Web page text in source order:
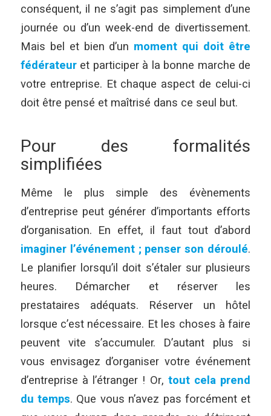
conséquent, il ne s’agit pas simplement d’une
journée ou d’un week-end de divertissement.
Mais bel et bien d’un moment qui doit être
fédérateuret participer à la bonne marche de
votre entreprise. Et chaque aspect de celui-ci
doit être pensé et maîtrisé dans ce seul but.
Pour des formalités
simplifiées
Même le plus simple des évènements
d’entreprise peut générer d’importants efforts
d’organisation. En effet, il faut tout d’abord
imaginer l’événement ; penser son déroulé.
Le planifier lorsqu’il doit s’étaler sur plusieurs
heures. Démarcher et réserver les
prestataires adéquats. Réserver un hôtel
lorsque c’est nécessaire. Et les choses à faire
peuvent vite s’accumuler. D’autant plus si
vous envisagez d’organiser votre événement
d’entreprise à l’étranger ! Or, tout cela prend
du temps. Que vous n’avez pas forcément et